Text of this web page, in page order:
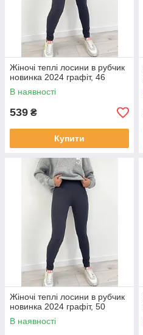
Жіночі теплі лосини в рубчик
новинка 2024 графіт, 46
В наявності
539 ₴
Купити
Жіночі теплі лосини в рубчик
новинка 2024 графіт, 50
В наявності